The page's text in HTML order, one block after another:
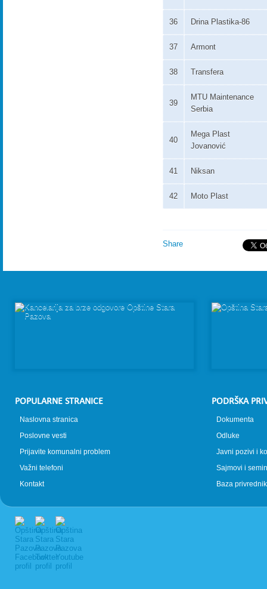
36 Drina Plastika-86
37 Armont
38 Transfera
39
MTU Maintenance
Serbia
40
Mega Plast
Jovanović
41 Niksan
42 Moto Plast
Share
POPULARNE STRANICE
Naslovna stranica
Poslovne vesti
Prijavite komunalni problem
Važni telefoni
Kontakt
PODRŠKA
Dokumenta
Odluke
Javni pozivi i
Sajmovi i
Baza